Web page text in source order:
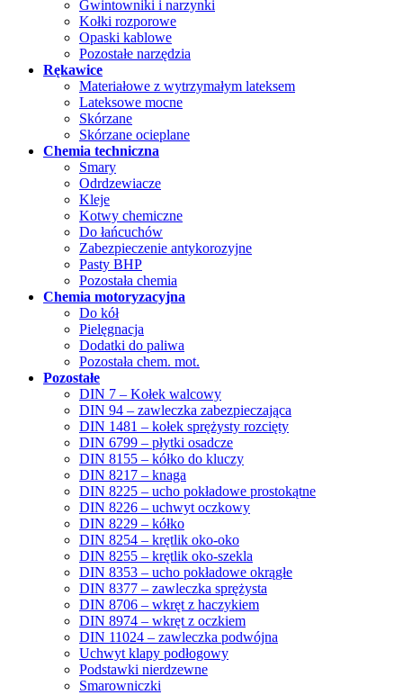
Gwintowniki i narzynki
Kołki rozporowe
Opaski kablowe
Pozostałe narzędzia
Rękawice
Materiałowe z wytrzymałym lateksem
Lateksowe mocne
Skórzane
Skórzane ocieplane
Chemia techniczna
Smary
Odrdzewiacze
Kleje
Kotwy chemiczne
Do łańcuchów
Zabezpieczenie antykorozyjne
Pasty BHP
Pozostała chemia
Chemia motoryzacyjna
Do kół
Pielęgnacja
Dodatki do paliwa
Pozostała chem. mot.
Pozostałe
DIN 7 – Kołek walcowy
DIN 94 – zawleczka zabezpieczająca
DIN 1481 – kołek sprężysty rozcięty
DIN 6799 – płytki osadcze
DIN 8155 – kółko do kluczy
DIN 8217 – knaga
DIN 8225 – ucho pokładowe prostokątne
DIN 8226 – uchwyt oczkowy
DIN 8229 – kółko
DIN 8254 – krętlik oko-oko
DIN 8255 – krętlik oko-szekla
DIN 8353 – ucho pokładowe okrągłe
DIN 8377 – zawleczka sprężysta
DIN 8706 – wkręt z haczykiem
DIN 8974 – wkręt z oczkiem
DIN 11024 – zawleczka podwójna
Uchwyt klapy podłogowy
Podstawki nierdzewne
Smarowniczki